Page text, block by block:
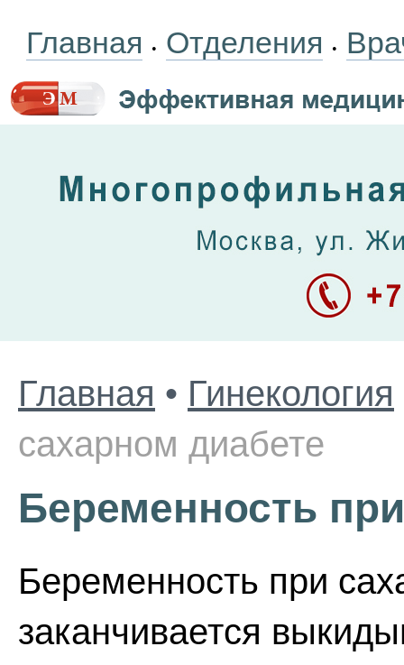
Главная • Отделения •
Главная • Гинекология
сахарном диабете
Беременность
Беременность при
заканчивается